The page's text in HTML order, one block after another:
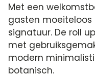
Met een
gasten
signatuur. De roll
met
modern
botanisch.